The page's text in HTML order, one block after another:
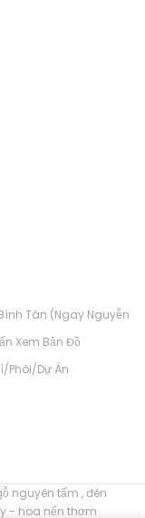
Tân (Ngay Nguyễn
Xem Bản Đồ
Phôi/Dự Án
nguyên tấm ,đèn
- hoa nến thơm